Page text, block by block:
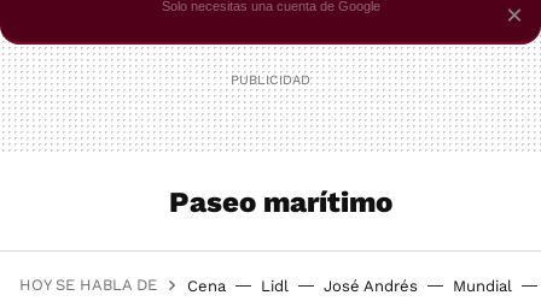
Paseo marítimo
HOY SE HABLA DE Cena Lidl José Andrés Mundial
×
Solo necesitas una cuenta de Google